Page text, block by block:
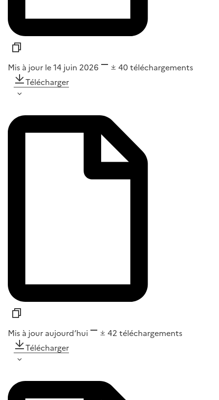
Mis à jour le 14 juin 2026 40 téléchargements
Télécharger
Mis à jour aujourd’hui 42 téléchargements
Télécharger